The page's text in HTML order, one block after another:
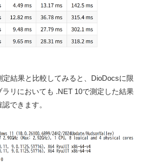
定結果と比較してみると、DioDocsに限
ラリにおいても .NET 10で測定した結果
できます。